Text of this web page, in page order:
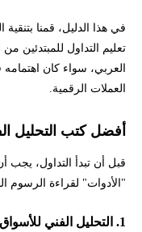
هل أكتفي بالكتب العربية؟
خارطة الطريق المقترحة
إخلاء المسؤولية وتنويه
في هذا الدليل، قمنا بتنقية
تعليم التداول للمبتدئين
العربي، سواء كان
العملات الرقمية.
أفضل كتب التحليل
قبل أن تبدأ التداول، يجب
"الأدوات" لقراءة الرسوم
1. التحليل الفني للأسواق المالية